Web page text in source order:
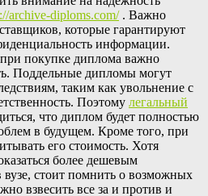
archive-diploms.com/. Важно
которые гарантируют
информации.
покупке диплома важно
Поддельные дипломы могут
таким как увольнение с
Поэтому легальный
что диплом будет полностью
в будущем. Кроме того, при
его стоимость. Хотя
более дешевым
вузе, стоит помнить о возможных
взвесить все за и против и